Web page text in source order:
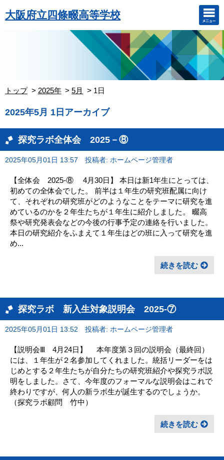
大阪府立四條畷高等学校
トップ 2025年 5月 1日
2025年5月 1日アーカイブ
探究ラボ全体会 2025－⑧
2025年05月01日 13:57 投稿者: ホームページ管理者
【全体会 2025-⑧ 4月30日】 本日は新1年生にとっては、
初めての全体会でした。 前半は１年生の研究班配属に向け
て、それぞれの研究班がどのようなことをテーマに研究を進
めているのかを２年生たちが１年生に紹介しました。 畷高
祭や研究発表会などの今後の行事予定の連絡を行いました。
本日の研究紹介をふまえて１年生はどの班に入って研究を進
め...
続きを読む
探究ラボ 新入生対象説明会 2025-⑦
2025年05月01日 13:52 投稿者: ホームページ管理者
【説明会Ⅲ 4月24日】 本年度第３回の説明会（最終回）
には、１年生が２名参加してくれました。統括リーダーをは
じめとする２年生たちが自分たちの研究班紹介や探究ラボ説
明をしました。さて、今年度のフォーマルな説明会はこれで
終わりですが、何人の新ラボ生が誕生するのでしょうか。
（探究ラボ顧問 竹中）
続きを読む